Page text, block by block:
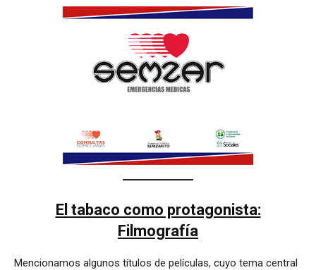
El tabaco como protagonista:
Filmografía
Mencionamos algunos títulos de películas, cuyo tema central